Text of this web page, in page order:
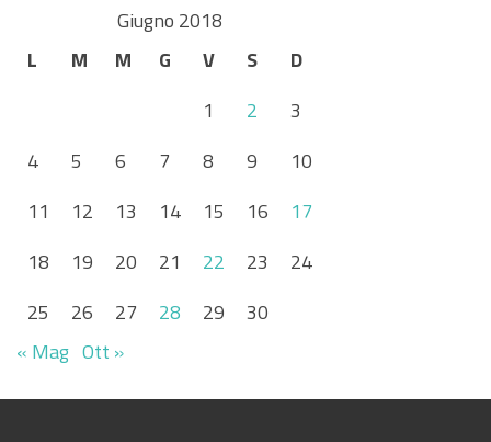
Giugno 2018
L
M M G V S
D
1
2
3
4
5 6 7 8 9
10
11
12 13 14 15 16
17
18
19 20 21 22 23
24
25
26 27 28 29
30
« Mag Ott »